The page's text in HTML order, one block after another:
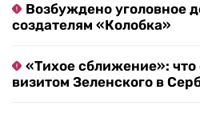
Возбуждено уголовное
создателям «Колобка»
«Тихое сближение»: что
визитом Зеленского в